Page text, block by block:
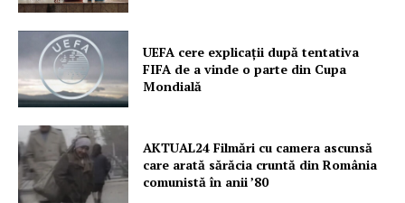
UEFA cere explicații după tentativa
FIFA de a vinde o parte din Cupa
Mondială
AKTUAL24 Filmări cu camera ascunsă
care arată sărăcia cruntă din România
comunistă în anii ’80